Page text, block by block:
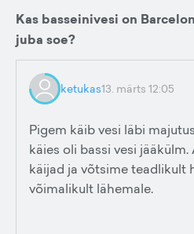
Kas basseinivesi on
juba soe?
ketukas13. märts 12:05
Pigem käib vesi läbi
käies oli bassi vesi
käijad ja võtsime teadlikult
võimalikult lähemale.